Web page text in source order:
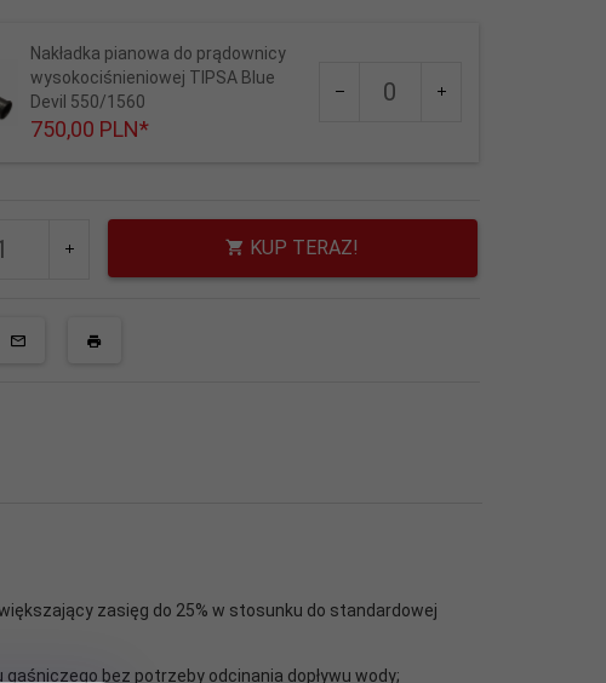
Nakładka pianowa do prądownicy
wysokociśnieniowej TIPSA Blue
Devil 550/1560
750,00 PLN*
dla
KUP TERAZ!
zasięg do 25% w stosunku do standardowej
bez potrzeby odcinania dopływu wody;